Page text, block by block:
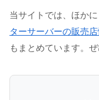
当サイトでは、ほかに
ターサーバーの販売
もまとめています。